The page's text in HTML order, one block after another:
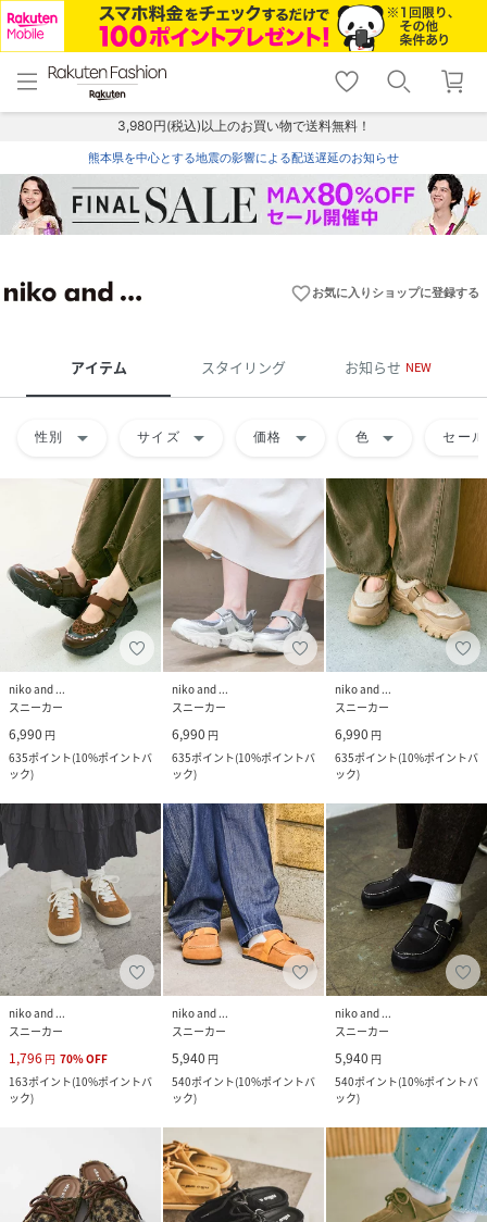
menu home
トップ
shopping_cart lock_outline
ログイン
3,980円(税込)以上のお買い物で送料無料！
熊本県を中心とする地震の影響による配送遅延のお知らせ
favorite_borderお気に入りショップに登録する
アイテム スタイリング お知らせ NEW
性別 arrow_drop_down サイズ arrow_drop_down 価格 arrow_drop_down 色 arrow_drop_down セール
niko and ...
スニーカー
6,990 円
635ポイント(10%ポイントバ
ック)
niko and ...
スニーカー
6,990 円
635ポイント(10%ポイントバ
ック)
niko and ...
スニーカー
6,990 円
635ポイント(10%ポイントバ
ック)
niko and ...
スニーカー
1,796 円 70%OFF
163ポイント(10%ポイントバ
ック)
niko and ...
スニーカー
5,940 円
540ポイント(10%ポイントバ
ック)
niko and ...
スニーカー
5,940 円
540ポイント(10%ポイントバ
ック)